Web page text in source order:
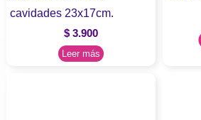
cavidades 23x17cm.
$ 3.900
Leer más